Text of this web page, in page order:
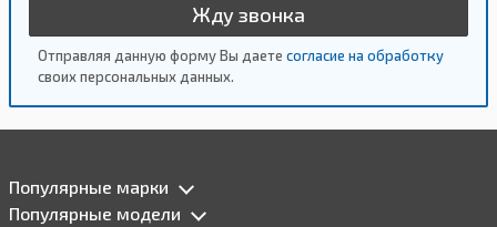
Жду звонка
Отправляя данную форму Вы даете согласие на обработку
своих персональных данных.
Популярные марки
Популярные модели